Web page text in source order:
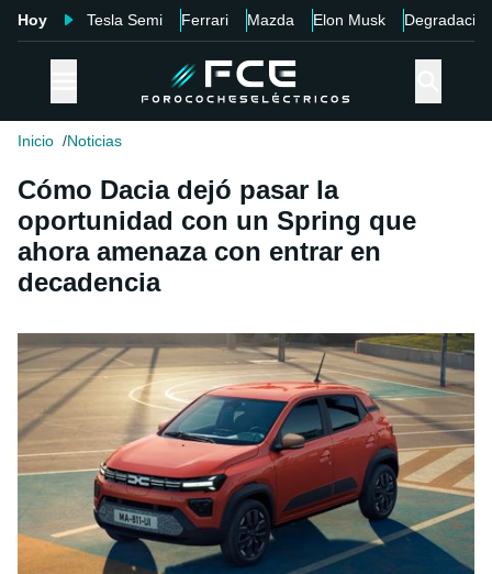
Hoy Tesla Semi Ferrari Mazda Elon Musk Degradación
Inicio Noticias
Cómo Dacia dejó pasar la
oportunidad con un Spring que
ahora amenaza con entrar en
decadencia